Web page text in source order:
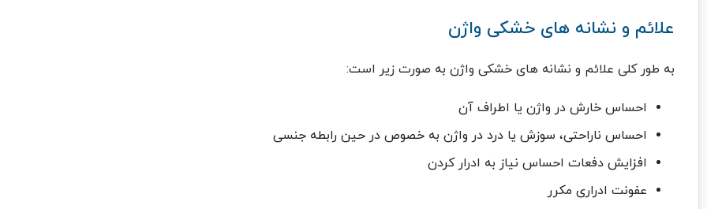
علائم و نشانه های خشکی واژن
به طور کلی علائم و نشانه های خشکی واژن به صورت زیر است:
احساس خارش در واژن یا اطراف آن
احساس ناراحتی، سوزش یا درد در واژن به خصوص در حین رابطه جنسی
افزایش دفعات احساس نیاز به ادرار کردن
عفونت ادراری مکرر